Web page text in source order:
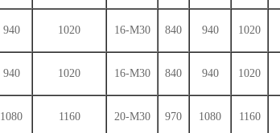
940 1020 16-M30 840 940 1020
940 1020 16-M30 840 940 1020
1080 1160 20-M30 970 1080 1160